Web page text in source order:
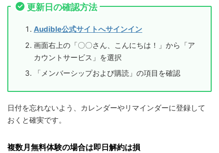
更新日の確認方法
Audible公式サイトへサインイン
画面右上の「〇〇さん、こんにちは！」から「ア
カウントサービス」を選択
「メンバーシップおよび購読」の項目を確認
日付を忘れないよう、カレンダーやリマインダーに登録して
おくと確実です。
複数月無料体験の場合は即日解約は損